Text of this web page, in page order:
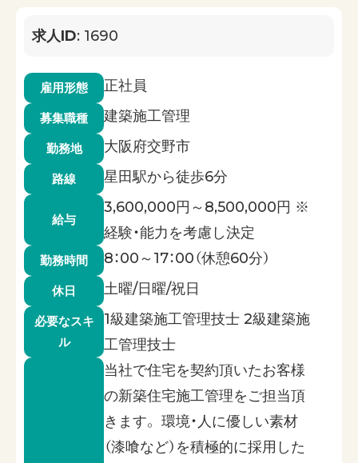
求人ID: 1690
雇用形態 正社員
募集職種 建築施工管理
勤務地 大阪府交野市
路線 星田駅から徒歩6分
給与
3,600,000円～8,500,000円 ※
経験・能力を考慮し決定
勤務時間 8：00～17：00（休憩60分）
休日 土曜/日曜/祝日
必要なスキ
ル
1級建築施工管理技士 2級建築施
工管理技士
当社で住宅を契約頂いたお客様
の新築住宅施工管理をご担当頂
きます。 環境・人に優しい素材
（漆喰など）を積極的に採用した